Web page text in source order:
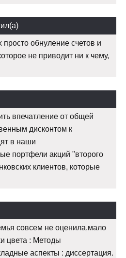
просто обнуление счетов и
не приводит ни к чему,
впечатление от общей
дисконтом к
в наши
портфели акций "второго
клиентов, которые
совсем не оценила,мало
цвета : Методы
аспекты : диссертация.